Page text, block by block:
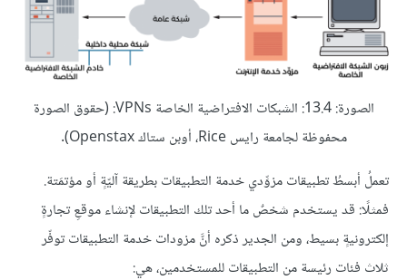
الصورة: 13.4: الشبكات الافتراضية الخاصة VPNs: (حقوق الصورة
محفوظة لجامعة رايس Rice، أوبن ستاك Openstax).
تعملُ أبسطُ تطبيقات مزوِّدي خدمة التطبيقات بطريقة آليّةٍ أو مؤتمَتة.
فمثلًا: قد يستخدم شخصٌ ما أحد تلك التطبيقات لإنشاء موقعِ تجارةٍ
إلكترونيةٍ بسيط، ومن الجدير ذكره أنَّ مزودات خدمة التطبيقات توفّر
ثلاث فئات رئيسة من التطبيقات للمستخدمين، هي: